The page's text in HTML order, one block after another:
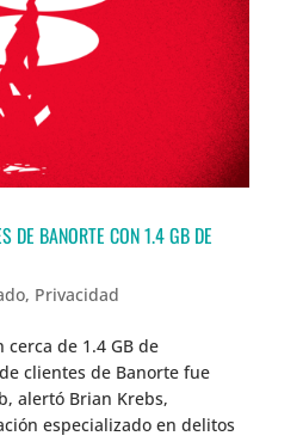
DE BANORTE CON 1.4 GB DE
, Privacidad
cerca de 1.4 GB de
clientes de Banorte fue
alertó Brian Krebs,
especializado en delitos